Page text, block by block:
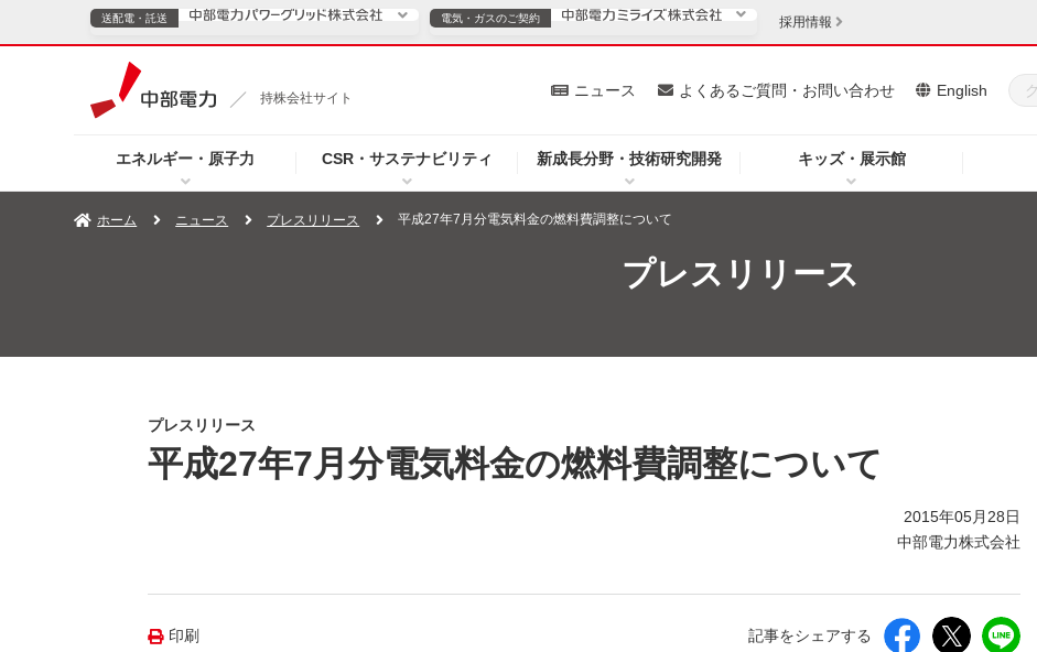
持株会社サイト
エネルギー・原子力 CSR・サステナビリティ 新成長分野・技術研究開発 キッズ・展示館
ニュース よくあるご質問・お問い合わせ English
送配電・託送
TOPページへ ご案内 安定供給
企業情報
電気・ガスのご契約
電気・ガスのご契約
TOPページへ 個人のお客さま 法人のお客さま
採用情報
ホーム ニュース プレスリリース 平成27年7月分電気料金の燃料費調整について
プレスリリース
プレスリリース
平成27年7月分電気料金の燃料費調整について
2015年05月28日
中部電力株式会社
印刷 記事をシェアする